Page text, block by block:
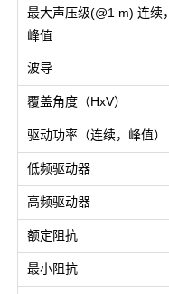
最大声压级(@1 m) 连续，
峰值
波导
覆盖角度（HxV）
驱动功率（连续，峰值）
低频驱动器
高频驱动器
额定阻抗
最小阻抗